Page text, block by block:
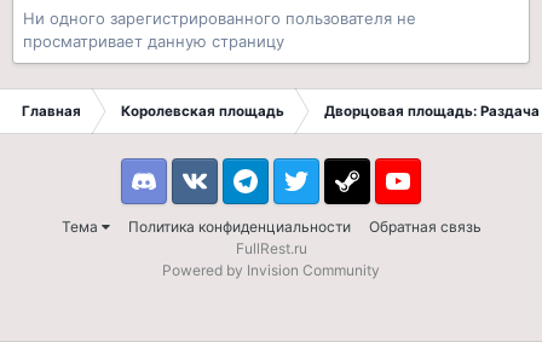
Ни одного зарегистрированного пользователя не
просматривает данную страницу
Главная Королевская площадь Дворцовая площадь: Раздача
Тема Политика конфиденциальности Обратная связь
DiscordVK TelegramTwitter Steam Youtube
FullRest.ru
Powered by Invision Community